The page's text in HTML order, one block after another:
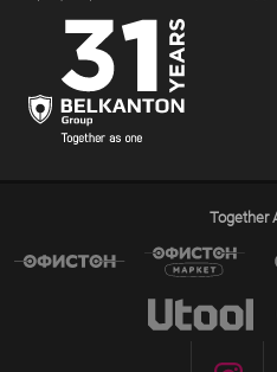
Together